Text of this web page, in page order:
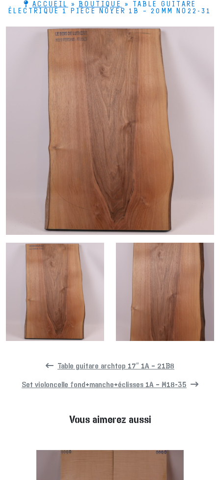
ACCUEIL »BOUTIQUE » TABLE GUITARE
ÉLECTRIQUE 1 PIÈCE NOYER 1B – 20MM NO22-31
Table guitare archtop 17″ 1A – 21B8
Set violoncelle fond+manche+éclisses 1A – M18-35
Vous aimerez aussi